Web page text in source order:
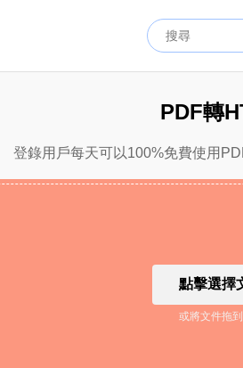
PDF轉
登錄用戶每天可以100%免費使用
點擊選擇
或將文件拖